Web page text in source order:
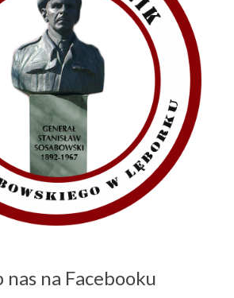
nas na Facebooku